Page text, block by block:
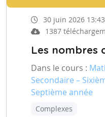
30 juin 2026 13:43
1387
Les nombres
Dans le cours :
Secondaire –
Septième année
Complexes